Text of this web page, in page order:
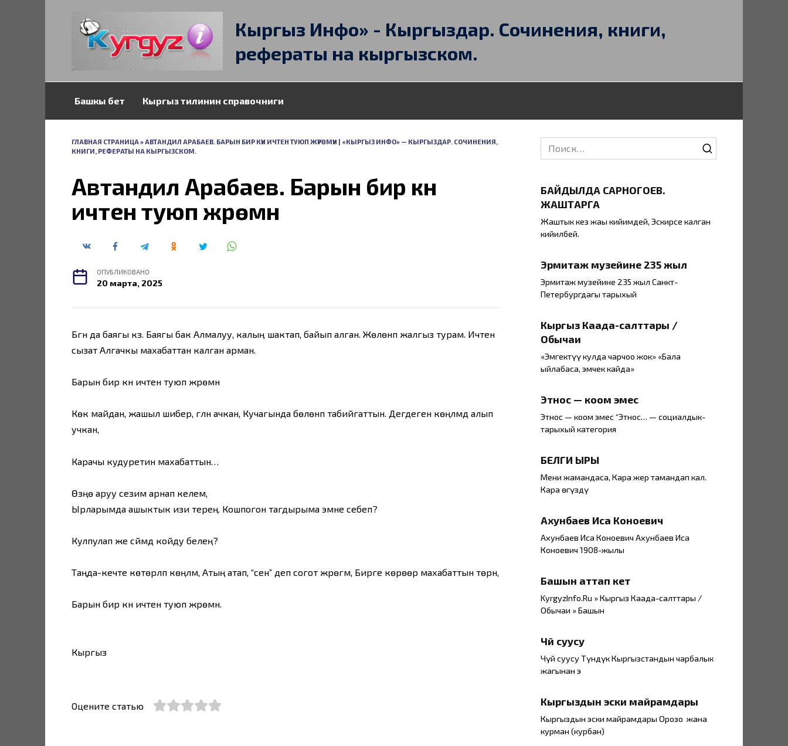
Кыргыз Инфо» - Кыргыздар. Сочинения, книги,
рефераты на кыргызском.
Башкы бет Кыргыз тилинин справочниги
ГЛАВНАЯ СТРАНИЦА»АВТАНДИЛ АРАБАЕВ. БАРЫН БИР КҮН ИЧТЕН ТУЮП ЖҮРӨМҮН | «КЫРГЫЗ ИНФО» — КЫРГЫЗДАР. СОЧИНЕНИЯ,
КНИГИ, РЕФЕРАТЫ НА КЫРГЫЗСКОМ.
Автандил Арабаев. Барын бир күн
ичтен туюп жүрөмүн
ОПУБЛИКОВАНО
20 марта, 2025
Бүгүн да баягы күз. Баягы бак Алмалуу, калыӊ шактап, байып алган. Жөлөнүп жалгыз турам. Ичтен
сызат Алгачкы махабаттан калган арман.
Барын бир күн ичтен туюп жүрөмүн
Көк майдан, жашыл шибер, гүлүн ачкан, Кучагында бөлөнүп табийгаттын. Дегдеген көңүлүмдү алып
учкан,
Карачы кудуретин махабаттын…
Өзүңө аруу сезим арнап келем,
Ырларымда ашыктык изи терең. Кошпогон тагдырыма эмне себеп?
Кулпулап же сүйүүмдү койду белең?
Таңда-кечте көтөрүлүп көңүлүм, Атың атап, “сен” деп согот жүрөгүм, Бирге көрөөр махабаттын төрүнү,
Барын бир күн ичтен туюп жүрөмүн.
Кыргыз
Оцените статью
Search
for:
БАЙДЫЛДА САРНОГОЕВ.
ЖАШТАРГА
Жаштык кез жаңы кийимдей, Эскирсе калган
кийилбей.
Эрмитаж музейине 235 жыл
Эрмитаж музейине 235 жыл Санкт-
Петербургдагы тарыхый
Кыргыз Каада-салттары /
Обычаи
«Эмгектүү кулда чарчоо жок» «Бала
ыйлабаса, эмчек кайда»
Этнос — коом эмес
Этнос — коом эмес “Этнос… — социалдык-
тарыхый категория
БЕЛГИ ЫРЫ
Мени жамандасаң, Кара жер тамандап кал.
Кара өгүздү
Ахунбаев Иса Коноевич
Ахунбаев Иса Коноевич Ахунбаев Иса
Коноевич 1908-жылы
Башын аттап кетүү
KyrgyzInfo.Ru » Кыргыз Каада-салттары /
Обычаи » Башын
Чүй суусу
Чүй суусу Түндүк Кыргызстандын чарбалык
жагынан эң
Кыргыздын эски майрамдары
Кыргыздын эски майрамдары Орозо жана
курман (курбан)